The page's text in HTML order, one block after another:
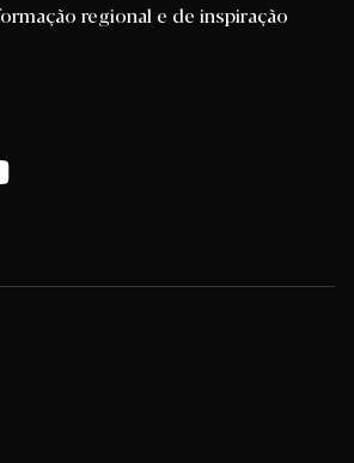
regional e de inspiração